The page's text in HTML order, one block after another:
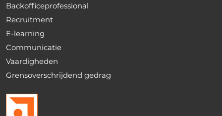
Backofficeprofessional
Recruitment
E-learning
Communicatie
Vaardigheden
Grensoverschrijdend gedrag